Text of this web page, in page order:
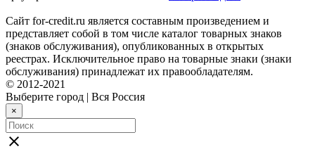
Сайт for-credit.ru является составным произведением и
представляет собой в том числе каталог товарных знаков
(знаков обслуживания), опубликованных в открытых
реестрах. Исключительное право на товарные знаки (знаки
обслуживания) принадлежат их правообладателям.
© 2012-2021
Выберите город | Вся Россия
×
close